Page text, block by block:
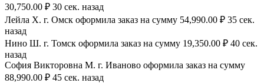
30,750.00 ₽ 30 сек. назад
Лейла Х. г. Омск оформила заказ на сумму 54,990.00 ₽ 35 сек.
назад
Нино Ш. г. Томск оформила заказ на сумму 19,350.00 ₽ 40 сек.
назад
София Викторовна М. г. Иваново оформила заказ на сумму
88,990.00 ₽ 45 сек. назад